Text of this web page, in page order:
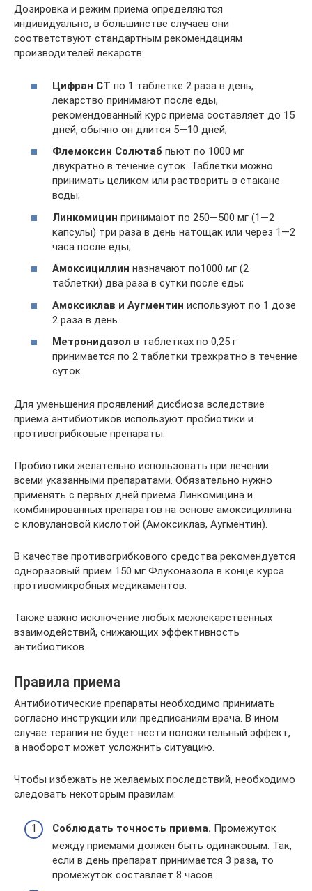
Дозировка и режим приема определяются
индивидуально, в большинстве случаев они
соответствуют стандартным рекомендациям
производителей лекарств:
Цифран СТ по 1 таблетке 2 раза в день,
лекарство принимают после еды,
рекомендованный курс приема составляет до 15
дней, обычно он длится 5—10 дней;
Флемоксин Солютаб пьют по 1000 мг
двукратно в течение суток. Таблетки можно
принимать целиком или растворить в стакане
воды;
Линкомицин принимают по 250—500 мг (1—2
капсулы) три раза в день натощак или через 1—2
часа после еды;
Амоксициллин назначают по1000 мг (2
таблетки) два раза в сутки после еды;
Амоксиклав и Аугментин используют по 1 дозе
2 раза в день.
Метронидазол в таблетках по 0,25 г
принимается по 2 таблетки трехкратно в течение
суток.
Для уменьшения проявлений дисбиоза вследствие
приема антибиотиков используют пробиотики и
противогрибковые препараты.
Пробиотики желательно использовать при лечении
всеми указанными препаратами. Обязательно нужно
применять с первых дней приема Линкомицина и
комбинированных препаратов на основе амоксициллина
с кловулановой кислотой (Амоксиклав, Аугментин).
В качестве противогрибкового средства рекомендуется
одноразовый прием 150 мг Флуконазола в конце курса
противомикробных медикаментов.
Также важно исключение любых межлекарственных
взаимодействий, снижающих эффективность
антибиотиков.
Правила приема
Антибиотические препараты необходимо принимать
согласно инструкции или предписаниям врача. В ином
случае терапия не будет нести положительный эффект,
а наоборот может усложнить ситуацию.
Чтобы избежать не желаемых последствий, необходимо
следовать некоторым правилам:
Соблюдать точность приема. Промежуток
между приемами должен быть одинаковым. Так,
если в день препарат принимается 3 раза, то
промежуток составляет 8 часов.